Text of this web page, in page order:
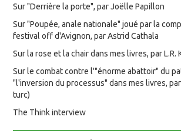
Sur "Derrière la porte", par Joëlle Papillon
Sur "Poupée, anale nationale" joué par la
festival off d'Avignon, par Astrid Cathala
Sur la rose et la chair dans mes livres, par L.R.
Sur le combat contre l'"énorme abattoir" du
"l'inversion du processus" dans mes livres,
turc)
The Think interview